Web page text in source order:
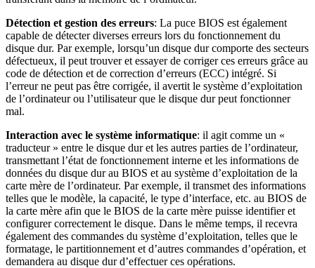
Détection et gestion des erreurs: La puce BIOS est également
capable de détecter diverses erreurs lors du fonctionnement du
disque dur. Par exemple, lorsqu’un disque dur comporte des secteurs
défectueux, il peut trouver et essayer de corriger ces erreurs grâce au
code de détection et de correction d’erreurs (ECC) intégré. Si
l’erreur ne peut pas être corrigée, il avertit le système d’exploitation
de l’ordinateur ou l’utilisateur que le disque dur peut fonctionner
mal.
Interaction avec le système informatique: il agit comme un «
traducteur » entre le disque dur et les autres parties de l’ordinateur,
transmettant l’état de fonctionnement interne et les informations de
données du disque dur au BIOS et au système d’exploitation de la
carte mère de l’ordinateur. Par exemple, il transmet des informations
telles que le modèle, la capacité, le type d’interface, etc. au BIOS de
la carte mère afin que le BIOS de la carte mère puisse identifier et
configurer correctement le disque. Dans le même temps, il recevra
également des commandes du système d’exploitation, telles que le
formatage, le partitionnement et d’autres commandes d’opération, et
demandera au disque dur d’effectuer ces opérations.